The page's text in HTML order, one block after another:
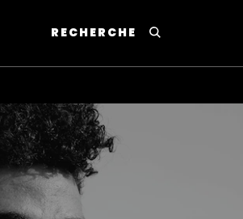
RECHERCHEThis will lead to